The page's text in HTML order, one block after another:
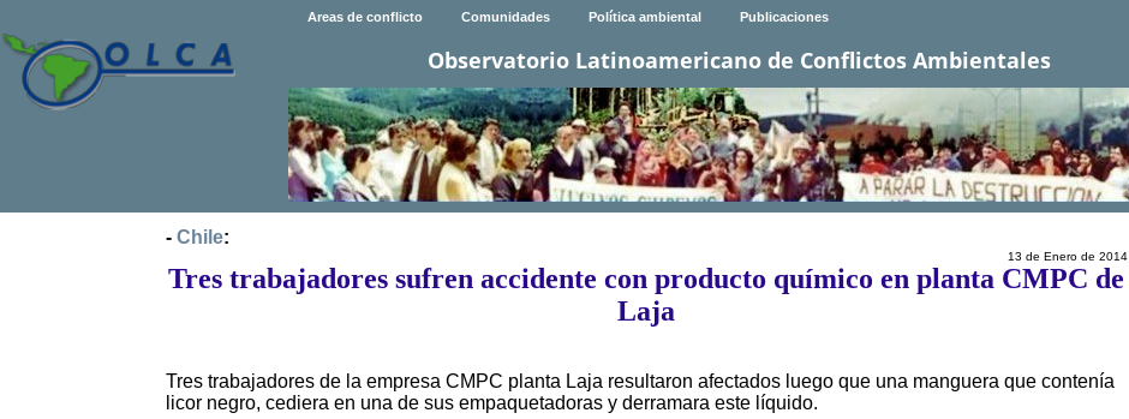
Areas de conflicto Comunidades Política ambiental Publicaciones
Observatorio Latinoamericano de Conflictos Ambientales
- Chile:
13 de Enero de 2014
Tres trabajadores sufren accidente con producto químico en planta CMPC de
Laja
Tres trabajadores de la empresa CMPC planta Laja resultaron afectados luego que una manguera que contenía
licor negro, cediera en una de sus empaquetadoras y derramara este líquido.